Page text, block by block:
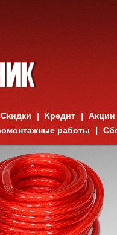
Скидки Кредит Акции
работы